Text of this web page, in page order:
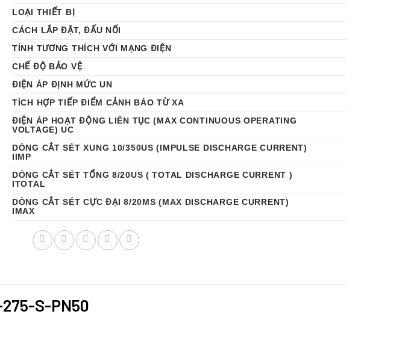
LOẠI THIẾT BỊ
CÁCH LẮP ĐẶT, ĐẤU NỐI
TÍNH TƯƠNG THÍCH VỚI MẠNG ĐIỆN
CHẾ ĐỘ BẢO VỆ
ĐIỆN ÁP ĐỊNH MỨC UN
TÍCH HỢP TIẾP ĐIỂM CẢNH BÁO TỪ XA
ĐIỆN ÁP HOẠT ĐỘNG LIÊN TỤC (MAX CONTINUOUS OPERATING
VOLTAGE) UC
DÒNG CẮT SÉT XUNG 10/350US (IMPULSE DISCHARGE CURRENT)
IIMP
DÒNG CẮT SÉT TỔNG 8/20US ( TOTAL DISCHARGE CURRENT )
ITOTAL
DÒNG CẮT SÉT CỰC ĐẠI 8/20ΜS (MAX DISCHARGE CURRENT)
IMAX
S-PN50